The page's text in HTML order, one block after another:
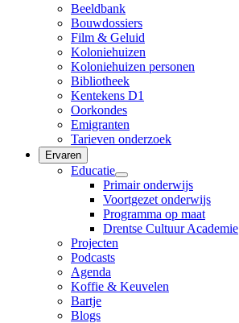
Beeldbank
Bouwdossiers
Film & Geluid
Koloniehuizen
Koloniehuizen personen
Bibliotheek
Kentekens D1
Oorkondes
Emigranten
Tarieven onderzoek
Ervaren
Educatie
Primair onderwijs
Voortgezet onderwijs
Programma op maat
Drentse Cultuur Academie
Projecten
Podcasts
Agenda
Koffie & Keuvelen
Bartje
Blogs